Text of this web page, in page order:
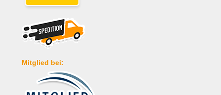
Mitglied bei: